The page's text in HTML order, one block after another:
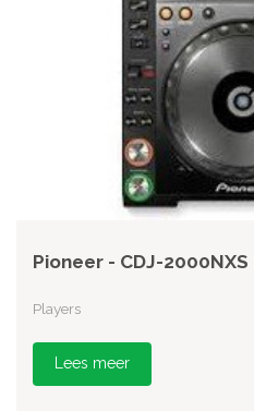
Pioneer - CDJ-2000NXS
Players
Lees meer